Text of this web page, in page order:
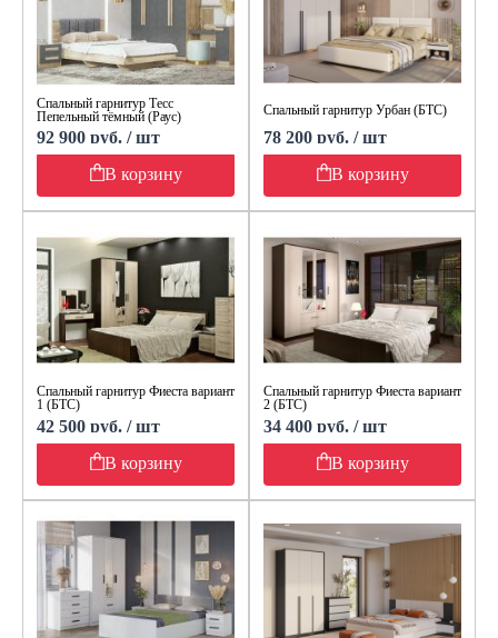
Спальный гарнитур Тесс
Пепельный тёмный (Раус)
92 900 руб. / шт
В корзину
Спальный гарнитур Урбан (БТС)
78 200 руб. / шт
В корзину
Спальный гарнитур Фиеста вариант
1 (БТС)
42 500 руб. / шт
В корзину
Спальный гарнитур Фиеста вариант
2 (БТС)
34 400 руб. / шт
В корзину